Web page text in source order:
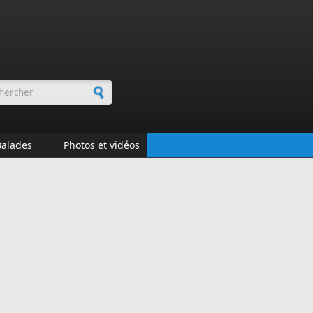
de recherche
Photos et vidéos